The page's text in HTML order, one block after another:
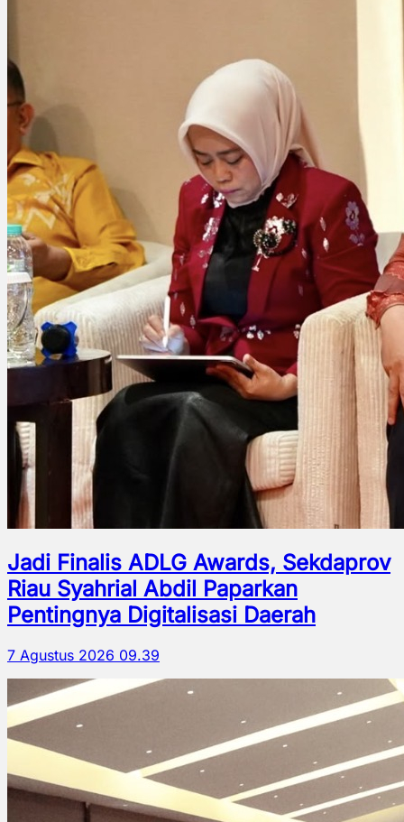
Jadi Finalis ADLG Awards, Sekdaprov
Riau Syahrial Abdil Paparkan
Pentingnya Digitalisasi Daerah
7 Agustus 2026 09.39